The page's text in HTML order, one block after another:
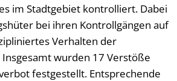
im Stadtgebiet kontrolliert. Dabei
bei ihren Kontrollgängen auf
Verhalten der
wurden 17 Verstöße
festgestellt. Entsprechende